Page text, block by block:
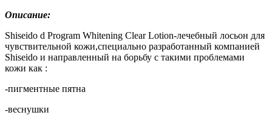
Описание:
Shiseido d Program Whitening Clear Lotion-лечебный лосьон для
чувствительной кожи,специально разработанный компанией
Shiseido и направленный на борьбу с такими проблемами
кожи как :
-пигментные пятна
-веснушки